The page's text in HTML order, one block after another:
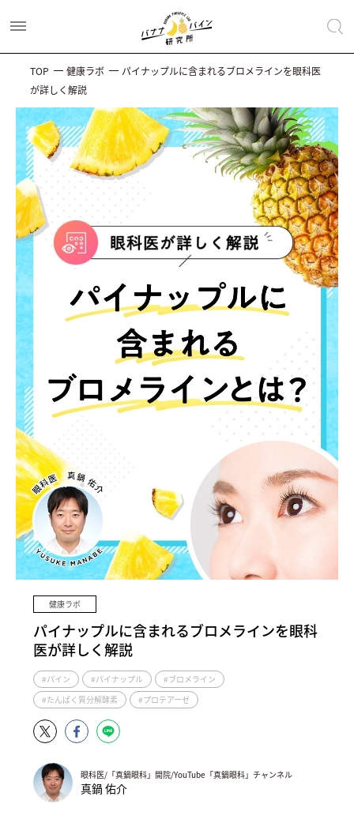
TOP 健康ラボ
パイナップルに含まれるブロメラインを眼科医
が詳しく解説
健康ラボ
パイナップルに含まれるブロメラインを眼科
医が詳しく解説
#パイン #パイナップル
#ブロメライン
#たんぱく質分解酵素
#プロテアーゼ
眼科医/「真鍋眼科」開院/YouTube「真鍋眼科」チャンネル
真鍋 佑介